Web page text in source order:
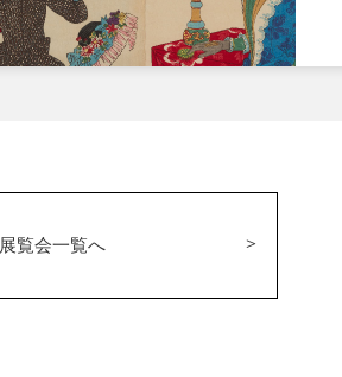
展覧会一覧へ